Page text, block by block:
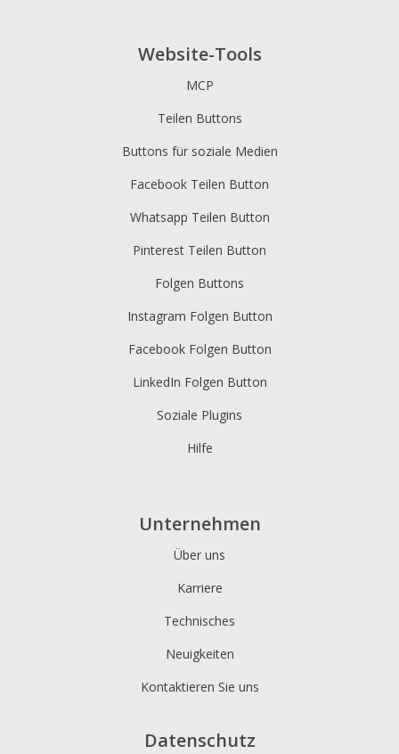
Website-Tools
MCP
Teilen Buttons
Buttons für soziale Medien
Facebook Teilen Button
Whatsapp Teilen Button
Pinterest Teilen Button
Folgen Buttons
Instagram Folgen Button
Facebook Folgen Button
LinkedIn Folgen Button
Soziale Plugins
Hilfe
Unternehmen
Über uns
Karriere
Technisches
Neuigkeiten
Kontaktieren Sie uns
Datenschutz